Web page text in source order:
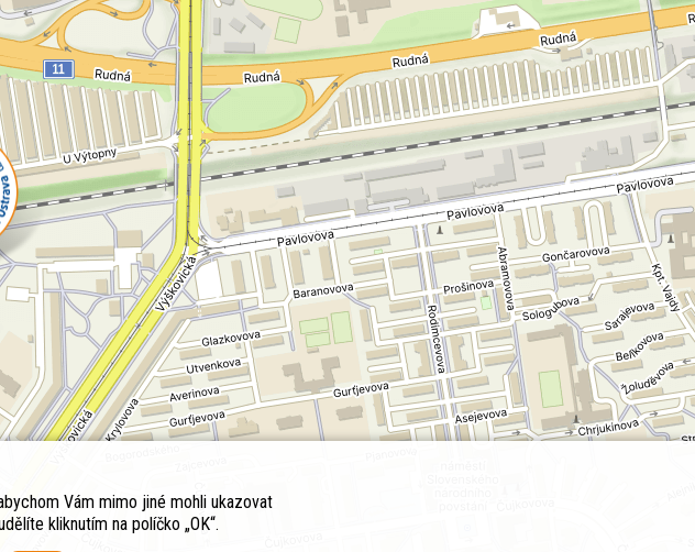
Vám mimo jiné mohli ukazovat
kliknutím na políčko „OK“.